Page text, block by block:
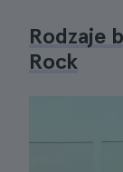
Rodzaje
Rock